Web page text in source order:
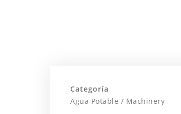
Categoría
Agua Potable / Machinery